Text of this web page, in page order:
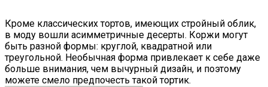
Кроме классических тортов, имеющих стройный облик,
в моду вошли асимметричные десерты. Коржи могут
быть разной формы: круглой, квадратной или
треугольной. Необычная форма привлекает к себе даже
больше внимания, чем вычурный дизайн, и поэтому
можете смело предпочесть такой тортик.